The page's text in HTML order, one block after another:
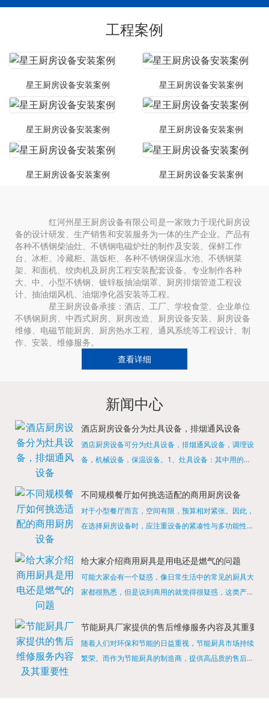
工程案例
星王厨房设备安装案例 星王厨房设备安装案例
星王厨房设备安装案例 星王厨房设备安装案例
星王厨房设备安装案例 星王厨房设备安装案例
红河州星王厨房设备有限公司是一家致力于现代厨房设
备的设计研发、生产销售和安装服务为一体的生产企业。产品有
各种不锈钢柴油灶、不锈钢电磁炉灶的制作及安装、保鲜工作
台、冰柜、冷藏柜、蒸饭柜、各种不锈钢保温水池、不锈钢菜
架、和面机、绞肉机及厨房工程安装配套设备。专业制作各种
大、中、小型不锈钢、镀锌板抽油烟罩、厨房排烟管道工程设
计、抽油烟风机、油烟净化器安装等工程。
星王厨房设备承接：酒店、工厂、学校食堂、企业单位
不锈钢厨房、中西式厨房、厨房改造、厨房设备安装、厨房设备
维修、电磁节能厨房、厨房热水工程、通风系统等工程设计、制
作、安装、维修服务。
查看详细
新闻中心
酒店厨房设备分为灶具设备，排烟通风设备
酒店厨房设备可分为灶具设备，排烟通风设备，调理设
备，机械设备，保温设备。1、灶具设备：其中用的较
缺少的，经过相关检测证明的合格设备才能进行使用，
不同规模餐厅如何挑选适配的商用厨房设备
对于小型餐厅而言，空间有限，预算相对紧张。因此，
在选择厨房设备时，应注重设备的紧凑性与多功能性。
烹饪设备，既能节省空间，又能满足多样化的烹饪需
给大家介绍商用厨具是用电还是燃气的问题
可能大家会有一个疑惑，像日常生活中的常见的厨具大
家都很熟悉，但是说到商用的就觉得很疑惑，这类产品
店用的就是商用的吗?还真别说，真被大家猜对了，这
节能厨具厂家提供的售后维修服务内容及其重要性
随着人们对环保和节能的日益重视，节能厨具市场持续
繁荣。而作为节能厨具的制造商，提供高品质的售后维